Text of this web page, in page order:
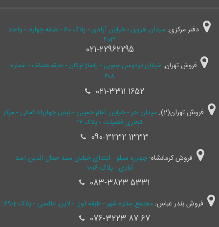
دفتر مرکزی:
میدان هروی - خیابان آزادی - پلاک 60 - طبقه چهارم - واحد
403
021-22962295
فروش تهران: خیابان فردوسی جنوبی - پاساژ نیکان - طبقه همکف - شماره
۴۰۸
021-3311 1652
فروش تهران(2):
میدان حر - خیابان امام خمینی - نبش چهارراه کمالی - مرکز
تجاری فضیلت - پلاک ۱۷
090-3232 1333
فروش کرمانشاه:چهارره سیلو - ابتدای خیابان سید جمال ‌الدین اسد
آبادی - پلاک 1016
083-3823 5331
فروش بندر عباس: مجتمع ستاره شهر - طبقه اول - لاین اطلسی - پلاک 2-69
076-3223 87 67